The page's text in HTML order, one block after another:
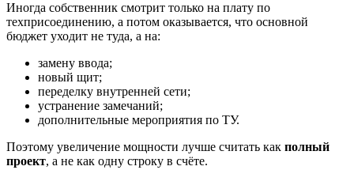
Иногда собственник смотрит только на плату по
техприсоединению, а потом оказывается, что основной
бюджет уходит не туда, а на:
замену ввода;
новый щит;
переделку внутренней сети;
устранение замечаний;
дополнительные мероприятия по ТУ.
Поэтому увеличение мощности лучше считать как полный
проект, а не как одну строку в счёте.